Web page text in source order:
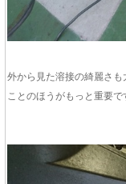
外から見た溶接の綺麗さ
ことのほうがもっと重要で